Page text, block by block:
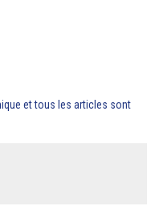
et tous les articles sont